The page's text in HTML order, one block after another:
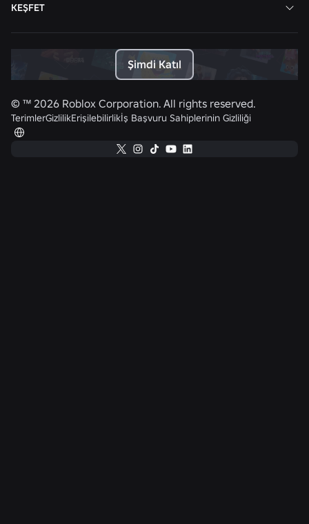
KEŞFET
Şimdi Katıl
© ™ 2026 Roblox Corporation. All rights reserved.
TerimlerGizlilikErişilebilirlikİş Başvuru Sahiplerinin Gizliliği